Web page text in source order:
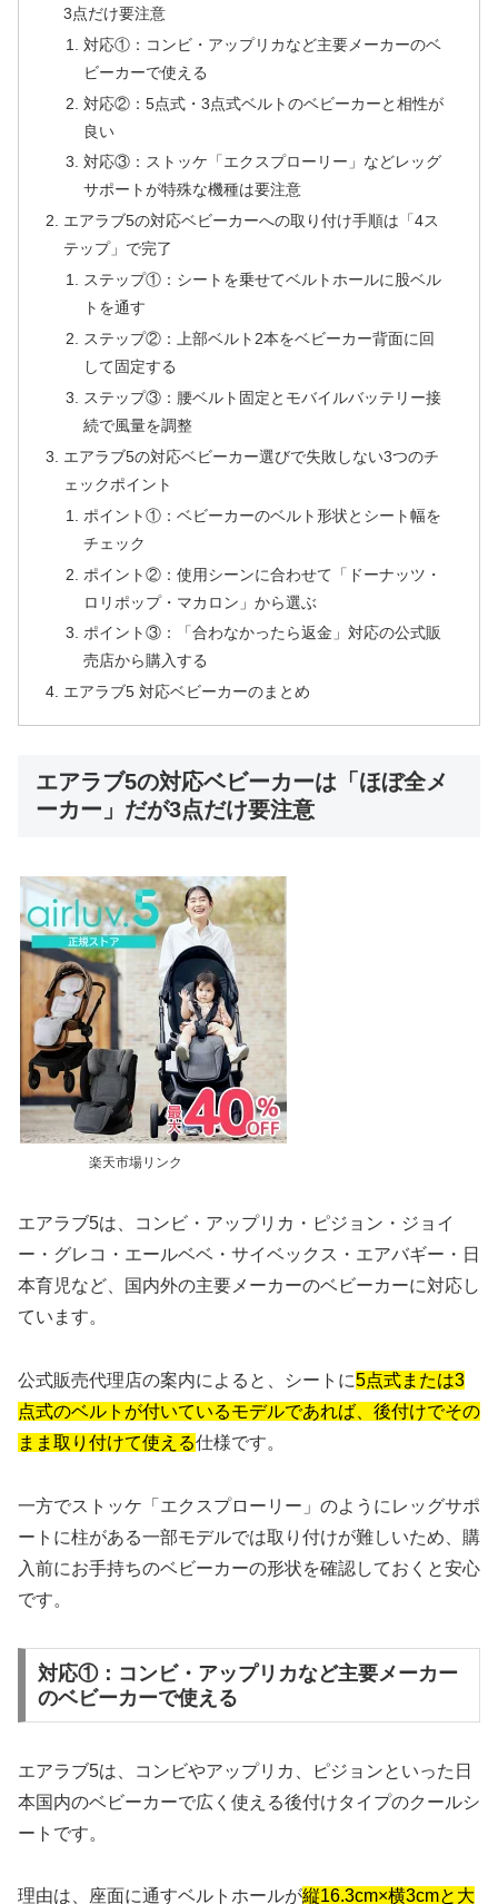
3点だけ要注意
対応①：コンビ・アップリカなど主要メーカーのベ
ビーカーで使える
対応②：5点式・3点式ベルトのベビーカーと相性が
良い
対応③：ストッケ「エクスプローリー」などレッグ
サポートが特殊な機種は要注意
エアラブ5の対応ベビーカーへの取り付け手順は「4ス
テップ」で完了
ステップ①：シートを乗せてベルトホールに股ベル
トを通す
ステップ②：上部ベルト2本をベビーカー背面に回
して固定する
ステップ③：腰ベルト固定とモバイルバッテリー接
続で風量を調整
エアラブ5の対応ベビーカー選びで失敗しない3つのチ
ェックポイント
ポイント①：ベビーカーのベルト形状とシート幅を
チェック
ポイント②：使用シーンに合わせて「ドーナッツ・
ロリポップ・マカロン」から選ぶ
ポイント③：「合わなかったら返金」対応の公式販
売店から購入する
エアラブ5 対応ベビーカーのまとめ
エアラブ5の対応ベビーカーは「ほぼ全メ
ーカー」だが3点だけ要注意
楽天市場リンク
エアラブ5は、コンビ・アップリカ・ピジョン・ジョイ
ー・グレコ・エールベベ・サイベックス・エアバギー・日
本育児など、国内外の主要メーカーのベビーカーに対応し
ています。
公式販売代理店の案内によると、シートに5点式または3
点式のベルトが付いているモデルであれば、後付けでその
まま取り付けて使える仕様です。
一方でストッケ「エクスプローリー」のようにレッグサポ
ートに柱がある一部モデルでは取り付けが難しいため、購
入前にお手持ちのベビーカーの形状を確認しておくと安心
です。
対応①：コンビ・アップリカなど主要メーカー
のベビーカーで使える
エアラブ5は、コンビやアップリカ、ピジョンといった日
本国内のベビーカーで広く使える後付けタイプのクールシ
ートです。
理由は、座面に通すベルトホールが縦16.3cm×横3cmと大